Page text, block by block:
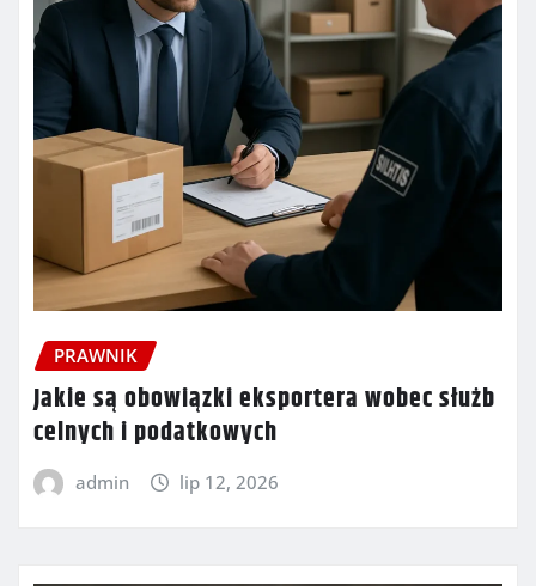
PRAWNIK
Jakie są obowiązki eksportera wobec służb
celnych i podatkowych
admin lip 12, 2026